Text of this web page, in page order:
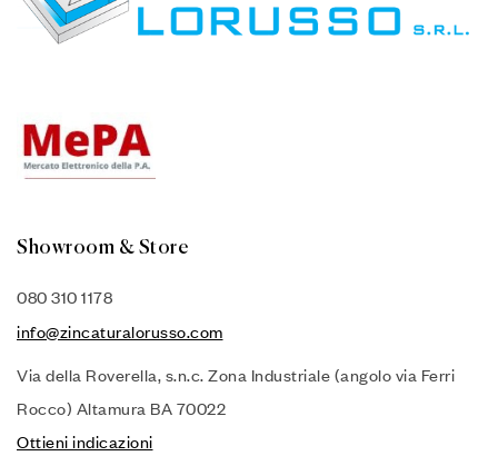
Showroom & Store
080 310 1178
info@zincaturalorusso.com
Via della Roverella, s.n.c. Zona Industriale (angolo via Ferri
Rocco) Altamura BA 70022
Ottieni indicazioni